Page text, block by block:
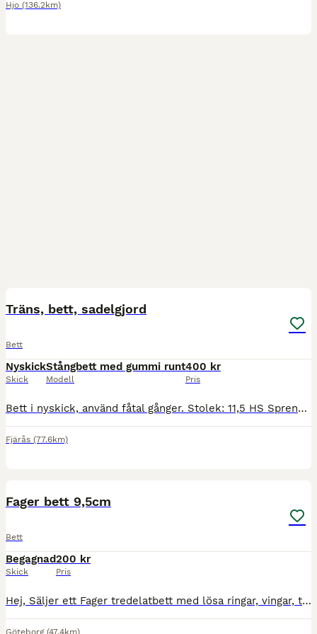
Hjo (136.2km)
Träns, bett, sadelgjord
Bett
Nyskick
Skick
Stångbett med gummi runt
Modell
400 kr
Pris
Bett i nyskick, använd fåtal gånger. Stolek: 11,5 HS Sprenger Stång med gummi runt, fasta ringar. Pris: 400kr Träns som inte används längre. Stolek: Cob Svart Tyvärr är en av sidostykerna sönd
Fjärås (77.6km)
Fager bett 9,5cm
Bett
Begagnad
Skick
200 kr
Pris
Hej, Säljer ett Fager tredelatbett med lösa ringar, vingar, tvistad mundel och french link. Storlek 9,5cm. Hämtas i Göteborg alternativt skickas mot att köparen betalar frakten.
Göteborg (47.4km)